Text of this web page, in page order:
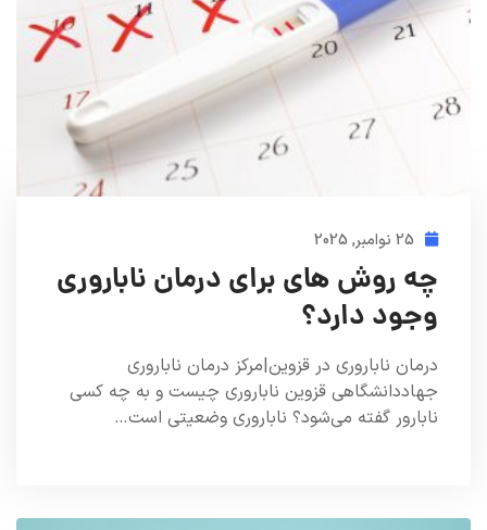
چه روش های برای درمان ناباروری
وجود دارد؟
درمان ناباروری در قزوین|مرکز درمان ناباروری
جهاددانشگاهی قزوین ناباروری چیست و به چه کسی
نابارور گفته می‌شود؟ ناباروری وضعیتی است…